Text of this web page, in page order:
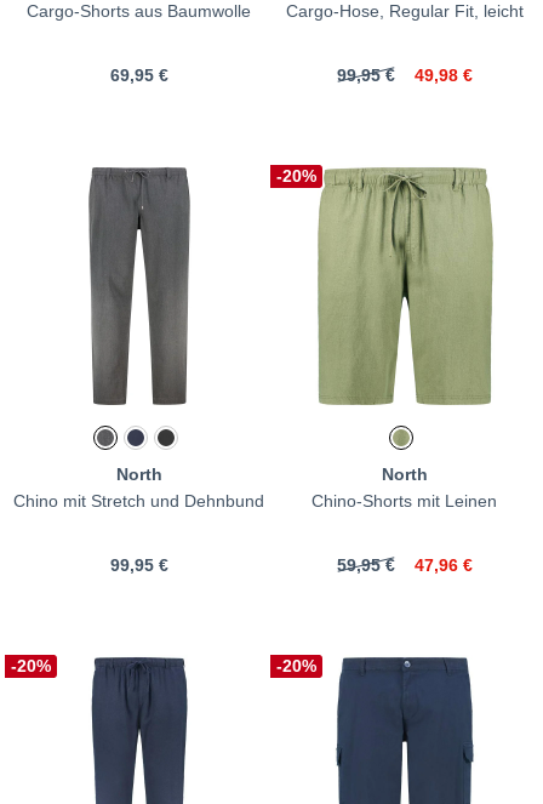
Cargo-Shorts aus Baumwolle
69,95 €
Cargo-Hose, Regular Fit, leicht
99,95 € 49,98 €
North
Chino mit Stretch und Dehnbund
99,95 €
-20%
North
Chino-Shorts mit Leinen
59,95 € 47,96 €
-20% -20%